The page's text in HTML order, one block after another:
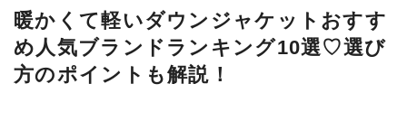
暖かくて軽いダウンジャケットおすす
め人気ブランドランキング10選♡選び
方のポイントも解説！